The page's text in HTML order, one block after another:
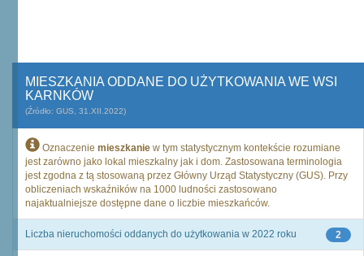
MIESZKANIA ODDANE DO UŻYTKOWANIA WE WSI
KARNKÓW
(Źródło: GUS, 31.XII.2022)
Oznaczenie mieszkanie w tym statystycznym kontekście rozumiane
jest zarówno jako lokal mieszkalny jak i dom. Zastosowana terminologia
jest zgodna z tą stosowaną przez Główny Urząd Statystyczny (GUS). Przy
obliczeniach wskaźników na 1000 ludności zastosowano
najaktualniejsze dostępne dane o liczbie mieszkańców.
2
Liczba nieruchomości oddanych do użytkowania w 2022 roku